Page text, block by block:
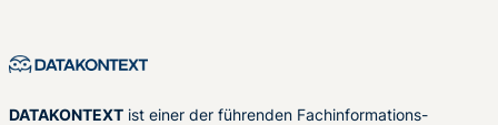
DATAKONTEXT ist einer der führenden Fachinformations-